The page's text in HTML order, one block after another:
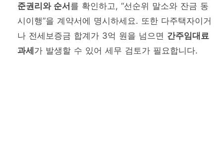
준권리와 순서를 확인하고, “선순위 말소와 잔금 동
시이행”을 계약서에 명시하세요. 또한 다주택자이거
나 전세보증금 합계가 3억 원을 넘으면 간주임대료
과세가 발생할 수 있어 세무 검토가 필요합니다.